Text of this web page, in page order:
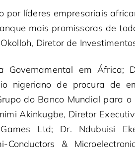
por líderes empresariais
mais promissoras de
Diretor de
Governamental em África;
nigeriano de procura de
do Banco Mundial para o
Akinkugbe, Diretor
Ltd; Dr. Ndubuisi
Conductors &